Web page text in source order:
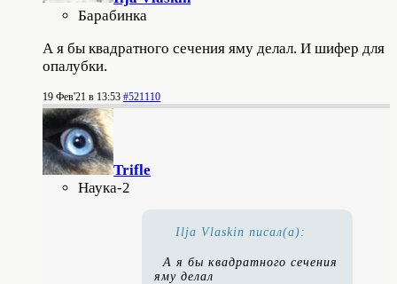
Барабинка
А я бы квадратного сечения яму делал. И шифер для
опалубки.
19 Фев'21 в 13:53 #521110
Trifle
Наука-2
Ilja Vlaskin писал(а):
А я бы квадратного сечения
яму делал